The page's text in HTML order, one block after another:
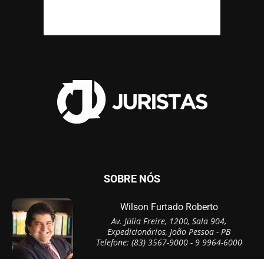
SOBRE NÓS
Wilson Furtado Roberto
Av. Júlia Freire, 1200, Sala 904,
Expedicionários, João Pessoa - PB
Telefone: (83) 3567-9000 - 9 9964-6000